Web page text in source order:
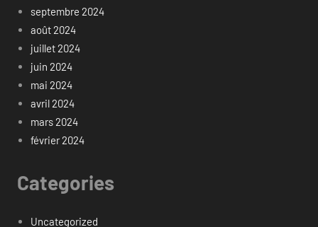
septembre 2024
août 2024
juillet 2024
juin 2024
mai 2024
avril 2024
mars 2024
février 2024
Categories
Uncategorized